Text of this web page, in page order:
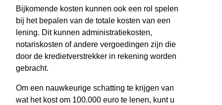
Bijkomende kosten kunnen ook een rol spelen
bij het bepalen van de totale kosten van een
lening. Dit kunnen administratiekosten,
notariskosten of andere vergoedingen zijn die
door de kredietverstrekker in rekening worden
gebracht.
Om een nauwkeurige schatting te krijgen van
wat het kost om 100.000 euro te lenen, kunt u